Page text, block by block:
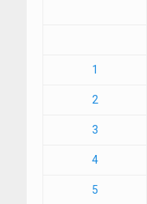
1
2
3
4
5